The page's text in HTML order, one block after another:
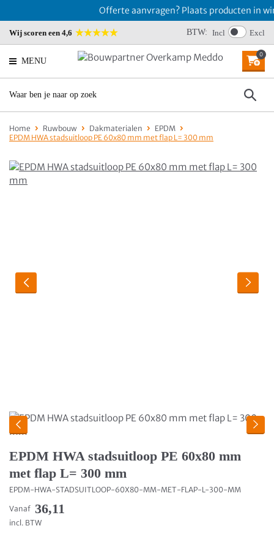
Offerte aanvragen? Plaats producten in
Wij scoren een 4,6 BTW: Incl Excl
MENU
0
Home Ruwbouw Dakmaterialen
EPDM
EPDM HWA stadsuitloop PE 60x80 mm met flap L= 300 mm
EPDM HWA stadsuitloop PE 60x80 mm
met flap L= 300 mm
EPDM-HWA-STADSUITLOOP-60X80-MM-MET-FLAP-L-300-MM
Vanaf 36,11
incl. BTW